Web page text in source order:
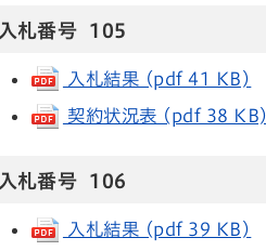
入札番号 105
入札結果 (pdf 41 KB)
契約状況表 (pdf 38 KB)
入札番号 106
入札結果 (pdf 39 KB)